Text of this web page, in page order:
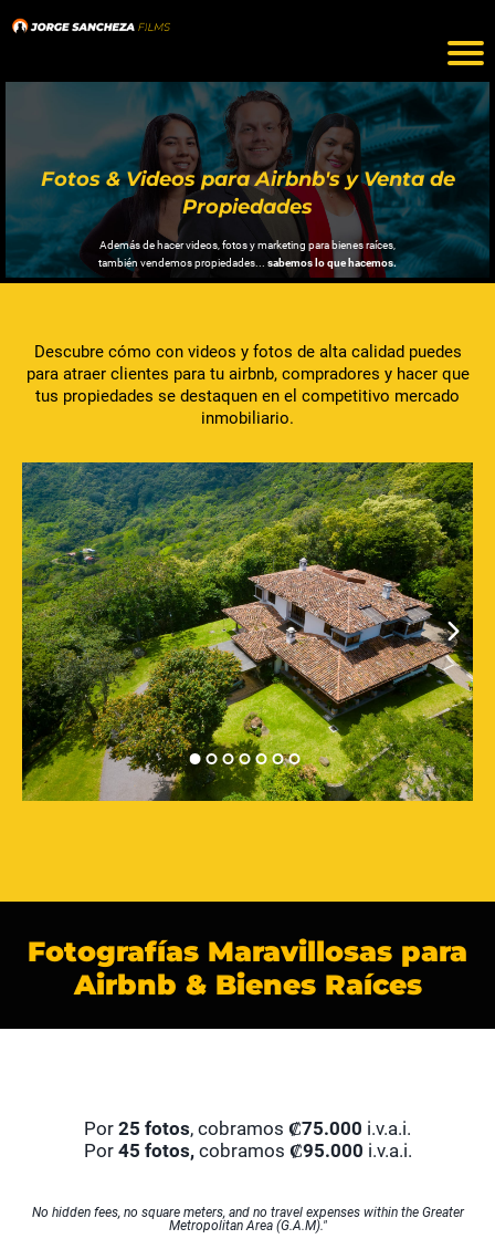
Fotos & Videos para Airbnb's y Venta de
Propiedades
Además de hacer videos, fotos y marketing para bienes raíces,
también vendemos propiedades... sabemos lo que hacemos.
Descubre cómo con videos y fotos de alta calidad puedes
para atraer clientes para tu airbnb, compradores y hacer que
tus propiedades se destaquen en el competitivo mercado
inmobiliario.
Fotografías Maravillosas para
Airbnb & Bienes Raíces
Por 25 fotos, cobramos ₡75.000 i.v.a.i.
Por45 fotos,cobramos ₡95.000 i.v.a.i.
No hidden fees, no square meters, and no travel expenses within the Greater
Metropolitan Area (G.A.M)."